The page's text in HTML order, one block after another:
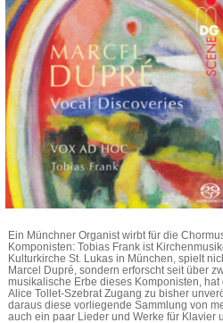
Ein Münchner Organist wirbt für die
Komponisten: Tobias Frank ist
Kulturkirche St. Lukas in München, spielt
Marcel Dupré, sondern erforscht seit über
musikalische Erbe dieses Komponisten,
Alice Tollet-Szebrat Zugang zu bisher
daraus diese vorliegende Sammlung von
auch ein paar Lieder und Werke für Klavier